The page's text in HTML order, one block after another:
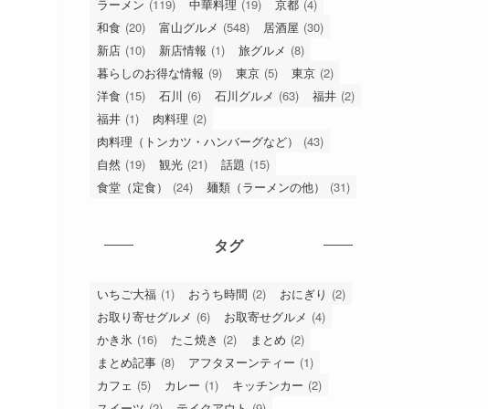
ラーメン (119) 中華料理 (19) 京都 (4)
和食 (20) 富山グルメ (548) 居酒屋 (30)
新店 (10) 新店情報 (1) 旅グルメ (8)
暮らしのお得な情報 (9) 東京 (5) 東京 (2)
洋食 (15) 石川 (6) 石川グルメ (63) 福井 (2)
福井 (1) 肉料理 (2)
肉料理（トンカツ・ハンバーグなど）
(43)
自然 (19) 観光 (21) 話題 (15)
食堂（定食）
(24) 麺類（ラーメンの他） (31)
タグ
いちご大福 (1) おうち時間 (2) おにぎり (2)
お取り寄せグルメ (6) お取寄せグルメ (4)
かき氷 (16) たこ焼き (2) まとめ (2)
まとめ記事 (8) アフタヌーンティー (1)
カフェ (5) カレー (1) キッチンカー (2)